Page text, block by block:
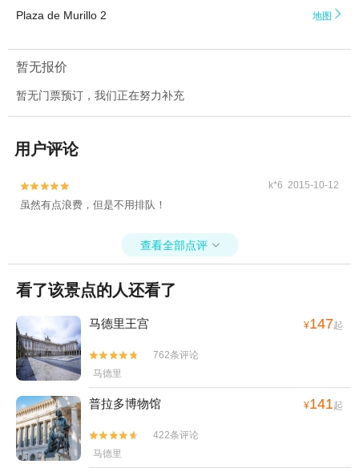
Plaza de Murillo 2 地图 
暂无报价
暂无门票预订，我们正在努力补充
用户评论

 k*6 2015-10-12
虽然有点浪费，但是不用排队！
查看全部点评 
看了该景点的人还看了
马德里王宫 ¥147起


762条评论
马德里
普拉多博物馆 ¥141起


422条评论
马德里